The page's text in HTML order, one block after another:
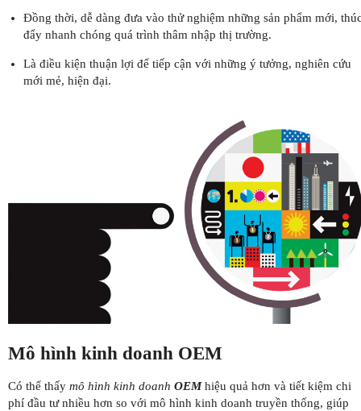
Đồng thời, dễ dàng đưa vào thử nghiệm những sản phẩm mới,
đẩy nhanh chóng quá trình thâm nhập thị trường.
Là điều kiện thuận lợi để tiếp cận với những ý tưởng, nghiên cứu
mới mẻ, hiện đại.
Mô hình kinh doanh OEM
Có thể thấy mô hình kinh doanh OEMhiệu quả hơn và tiết kiệm chi
phí đầu tư nhiều hơn so với mô hình kinh doanh truyền thống, giúp